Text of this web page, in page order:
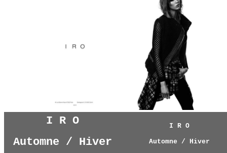
I R O
Automne / Hiver
I R O
Automne / Hiver